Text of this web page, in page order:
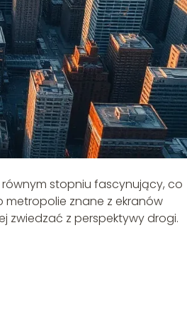
stopniu fascynujący, co
metropolie znane z ekranów
zwiedzać z perspektywy drogi.